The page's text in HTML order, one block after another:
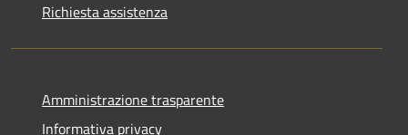
Richiesta assistenza
Amministrazione trasparente
Informativa privacy